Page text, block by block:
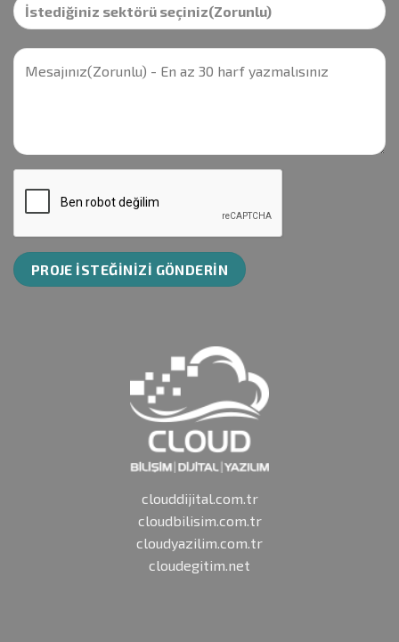
clouddijital.com.tr
cloudbilisim.com.tr
cloudyazilim.com.tr
cloudegitim.net